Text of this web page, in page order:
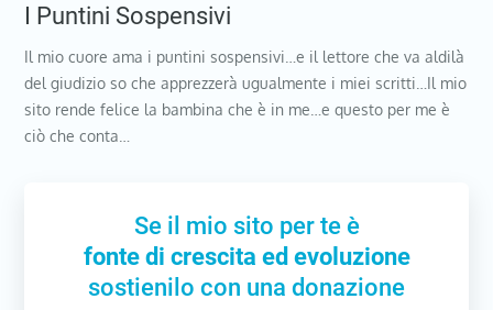
I Puntini Sospensivi
Il mio cuore ama i puntini sospensivi…e il lettore che va aldilà
del giudizio so che apprezzerà ugualmente i miei scritti…Il mio
sito rende felice la bambina che è in me…e questo per me è
ciò che conta…
Se il mio sito per te è
fonte di crescita ed evoluzione
sostienilo con una donazione